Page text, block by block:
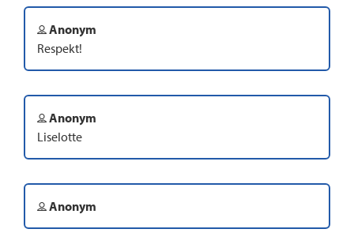
Anonym
Respekt!
Anonym
Liselotte
Anonym